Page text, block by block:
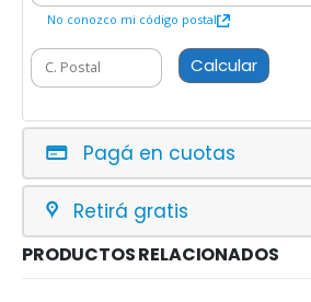
No conozco mi código postal
Calcular
Pagá en cuotas
Retirá gratis
PRODUCTOS RELACIONADOS